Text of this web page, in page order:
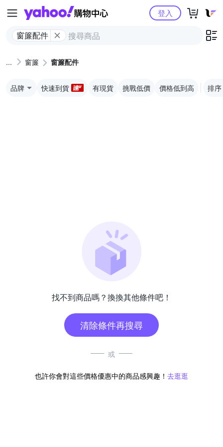
Yahoo購物中心
窗簾配件
登入
窗簾 窗簾配件
品牌 快速到貨 有現貨 挑戰低價 價格低到高 排序
找不到商品嗎？換換其他條件吧！
清除條件再搜尋
或
也許你會對這些價格優惠中的商品感興趣！ 去逛逛